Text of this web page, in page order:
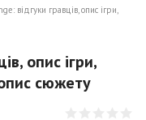
відгуки гравців, опис ігри,
опис ігри,
сюжету